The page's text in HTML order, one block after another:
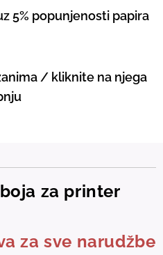
5% popunjenosti papira
/ kliknite na njega
za printer
za sve narudžbe